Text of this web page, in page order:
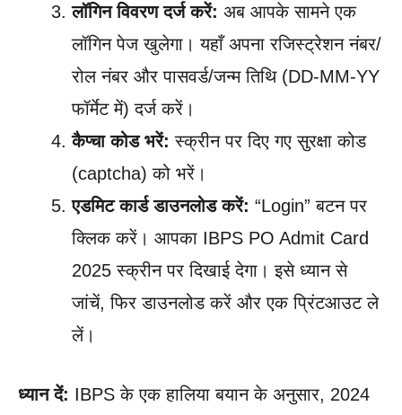
लॉगिन विवरण दर्ज करें: अब आपके सामने एक
लॉगिन पेज खुलेगा। यहाँ अपना रजिस्ट्रेशन नंबर/
रोल नंबर और पासवर्ड/जन्म तिथि (DD-MM-YY
फॉर्मेट में) दर्ज करें।
कैप्चा कोड भरें: स्क्रीन पर दिए गए सुरक्षा कोड
(captcha) को भरें।
एडमिट कार्ड डाउनलोड करें: “Login” बटन पर
क्लिक करें। आपका IBPS PO Admit Card
2025 स्क्रीन पर दिखाई देगा। इसे ध्यान से
जांचें, फिर डाउनलोड करें और एक प्रिंटआउट ले
लें।
ध्यान दें: IBPS के एक हालिया बयान के अनुसार, 2024